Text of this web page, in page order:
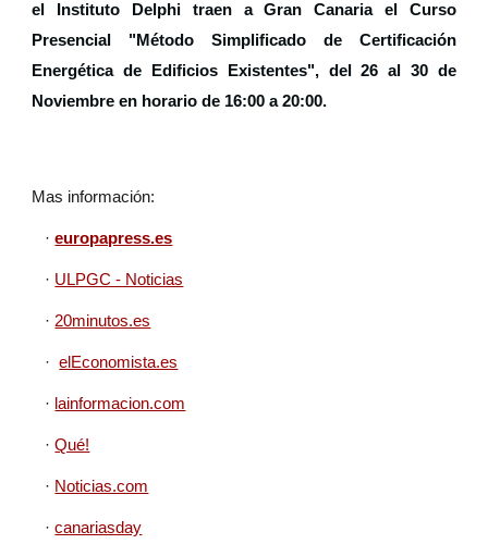
el Instituto Delphi traen a Gran Canaria el Curso
Presencial "Método Simplificado de Certificación
Energética de Edificios Existentes", del 26 al 30 de
Noviembre en horario de 16:00 a 20:00.
Mas información:
·europapress.es
· ULPGC - Noticias
· 20minutos.es
· elEconomista.es
· lainformacion.com
·Qué!
· Noticias.com
·canariasday